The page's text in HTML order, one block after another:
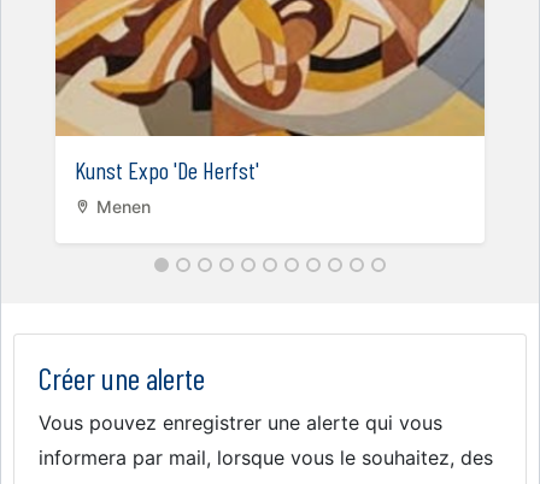
Kunst Expo 'De Herfst'
Menen
Créer une alerte
Vous pouvez enregistrer une alerte qui vous
informera par mail, lorsque vous le souhaitez, des